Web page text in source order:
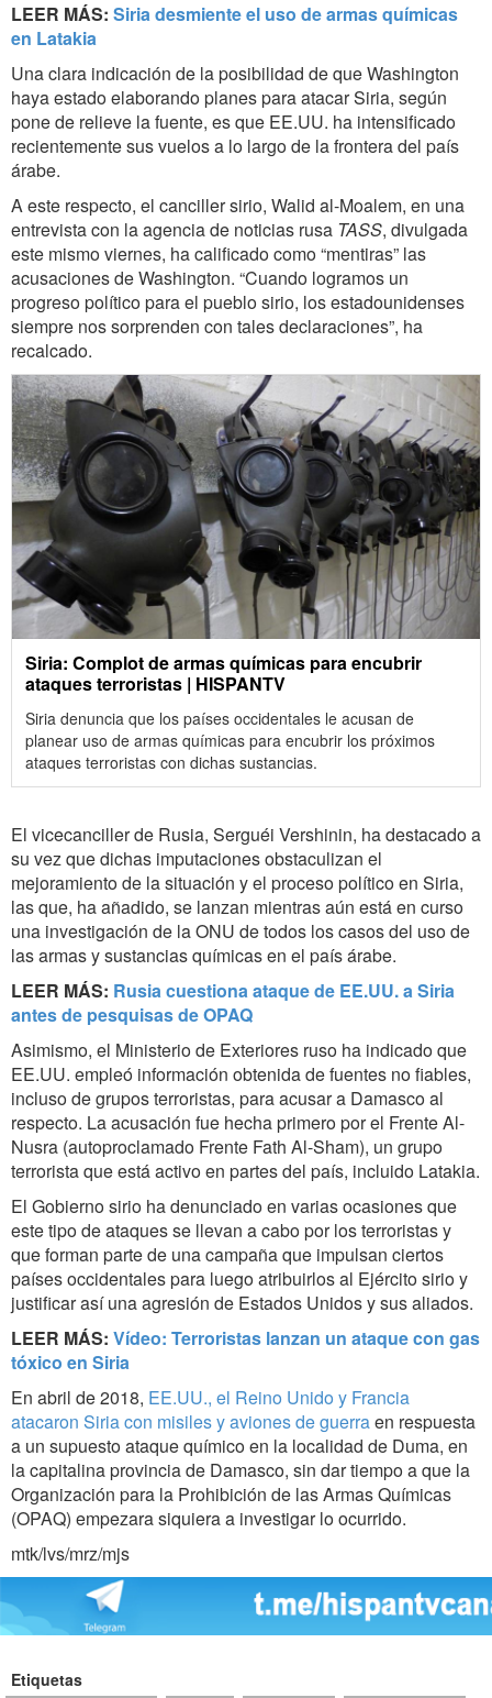
LEER MÁS: Siria desmiente el uso de armas químicas
en Latakia
Una clara indicación de la posibilidad de que Washington
haya estado elaborando planes para atacar Siria, según
pone de relieve la fuente, es que EE.UU. ha intensificado
recientemente sus vuelos a lo largo de la frontera del país
árabe.
A este respecto, el canciller sirio, Walid al-Moalem, en una
entrevista con la agencia de noticias rusa TASS, divulgada
este mismo viernes, ha calificado como “mentiras” las
acusaciones de Washington. “Cuando logramos un
progreso político para el pueblo sirio, los estadounidenses
siempre nos sorprenden con tales declaraciones”, ha
recalcado.
Siria: Complot de armas químicas para encubrir
ataques terroristas | HISPANTV
Siria denuncia que los países occidentales le acusan de
planear uso de armas químicas para encubrir los próximos
ataques terroristas con dichas sustancias.
El vicecanciller de Rusia, Serguéi Vershinin, ha destacado a
su vez que dichas imputaciones obstaculizan el
mejoramiento de la situación y el proceso político en Siria,
las que, ha añadido, se lanzan mientras aún está en curso
una investigación de la ONU de todos los casos del uso de
las armas y sustancias químicas en el país árabe.
LEER MÁS: Rusia cuestiona ataque de EE.UU. a Siria
antes de pesquisas de OPAQ
Asimismo, el Ministerio de Exteriores ruso ha indicado que
EE.UU. empleó información obtenida de fuentes no fiables,
incluso de grupos terroristas, para acusar a Damasco al
respecto. La acusación fue hecha primero por el Frente Al-
Nusra (autoproclamado Frente Fath Al-Sham), un grupo
terrorista que está activo en partes del país, incluido Latakia.
El Gobierno sirio ha denunciado en varias ocasiones que
este tipo de ataques se llevan a cabo por los terroristas y
que forman parte de una campaña que impulsan ciertos
países occidentales para luego atribuirlos al Ejército sirio y
justificar así una agresión de Estados Unidos y sus aliados.
LEER MÁS: Vídeo: Terroristas lanzan un ataque con gas
tóxico en Siria
En abril de 2018, EE.UU., el Reino Unido y Francia
atacaron Siria con misiles y aviones de guerraen respuesta
a un supuesto ataque químico en la localidad de Duma, en
la capitalina provincia de Damasco, sin dar tiempo a que la
Organización para la Prohibición de las Armas Químicas
(OPAQ) empezara siquiera a investigar lo ocurrido.
mtk/lvs/mrz/mjs
Etiquetas